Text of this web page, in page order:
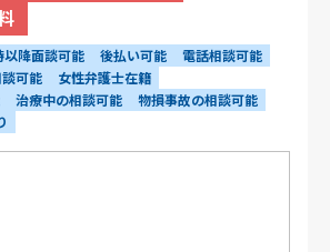
以降面談可能 後払い可能
電話相談可能
可能
女性弁護士在籍
治療中の相談可能
物損事故の相談可能